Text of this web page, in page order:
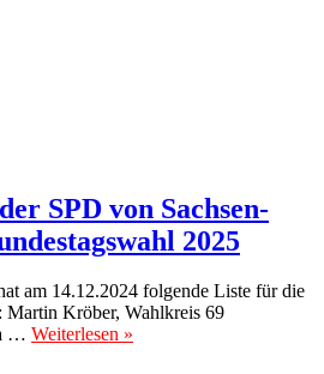
SPD von Sachsen-
2025
am 14.12.2024 folgende Liste für die
Martin Kröber, Wahlkreis 69
… Weiterlesen »